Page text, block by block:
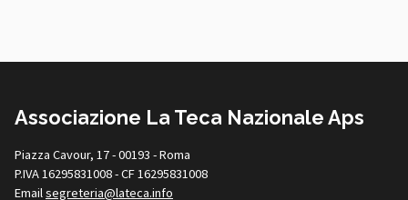
Associazione La Teca Nazionale Aps
Piazza Cavour, 17 - 00193 - Roma
P.IVA 16295831008 - CF 16295831008
Emailsegreteria@lateca.info